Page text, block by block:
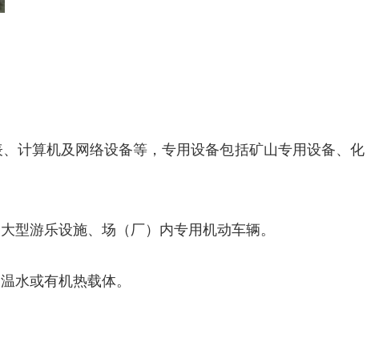
计算机及网络设备等，专用设备包括矿山专用设备、化
游乐设施、场（厂）内专用机动车辆。
水或有机热载体。